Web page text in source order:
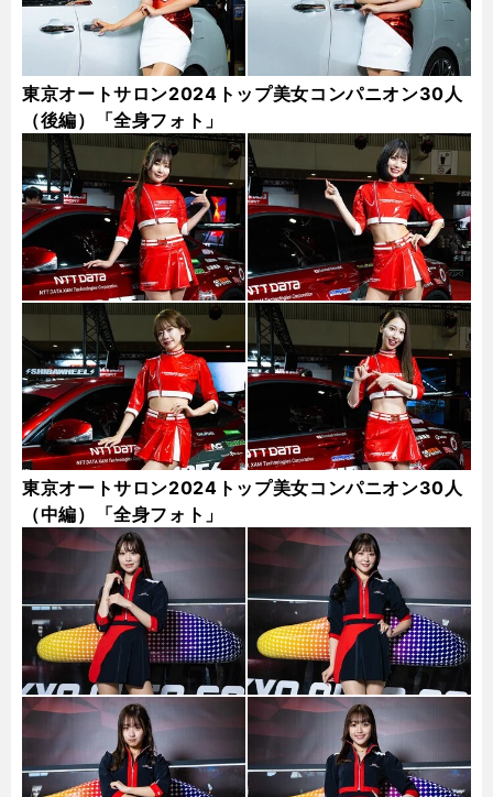
東京オートサロン2024トップ美女コンパニオン30人
（後編）「全身フォト」
東京オートサロン2024トップ美女コンパニオン30人
（中編）「全身フォト」